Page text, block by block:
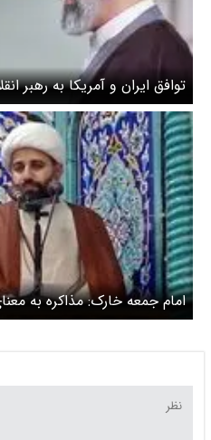
توافق ایران و آمریکا به رهبر
امام جمعه خارک: مذاکره به
فصل الخطاب است